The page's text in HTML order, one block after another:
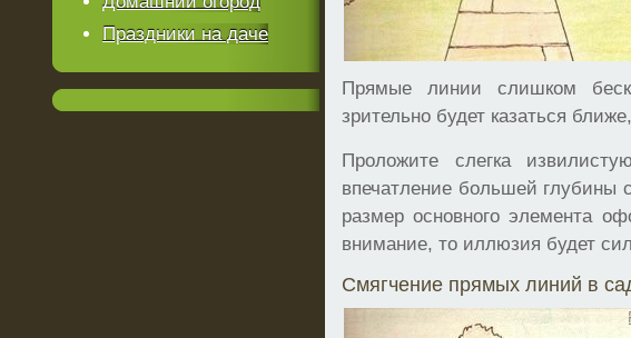
Прямые линии слишком
зрительно будет казаться
Проложите слегка
впечатление большей
размер основного элемента
внимание, то иллюзия будет
Смягчение прямых линий в
Праздники на даче